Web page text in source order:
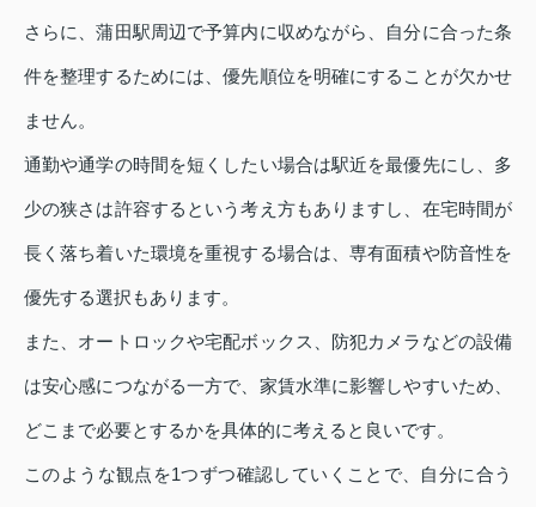
さらに、蒲田駅周辺で予算内に収めながら、自分に合った条
件を整理するためには、優先順位を明確にすることが欠かせ
ません。
通勤や通学の時間を短くしたい場合は駅近を最優先にし、多
少の狭さは許容するという考え方もありますし、在宅時間が
長く落ち着いた環境を重視する場合は、専有面積や防音性を
優先する選択もあります。
また、オートロックや宅配ボックス、防犯カメラなどの設備
は安心感につながる一方で、家賃水準に影響しやすいため、
どこまで必要とするかを具体的に考えると良いです。
このような観点を1つずつ確認していくことで、自分に合う